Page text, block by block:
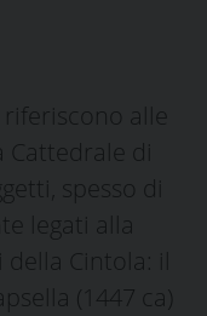
alle
di
spesso di
legati alla
Cintola: il
(1447 ca)